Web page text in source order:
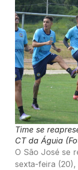
Time se
CT da Águia
O São José se
sexta-feira